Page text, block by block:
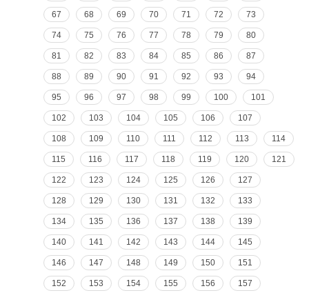
67 68 69 70 71 72 73
74 75 76 77 78 79 80
81 82 83 84 85 86 87
88 89 90 91 92 93 94
95 96 97 98 99 100 101
102 103 104 105 106 107
108 109 110 111 112 113 114
115 116 117 118 119 120 121
122 123 124 125 126 127
128 129 130 131 132 133
134 135 136 137 138 139
140 141 142 143 144 145
146 147 148 149 150 151
152 153 154 155 156 157